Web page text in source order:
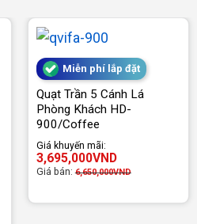
Miễn phí lắp đặt
Quạt Trần 5 Cánh Lá
Phòng Khách HD-
900/Coffee
Giá khuyến mãi:
3,695,000VND
Giá bán:6,650,000VND